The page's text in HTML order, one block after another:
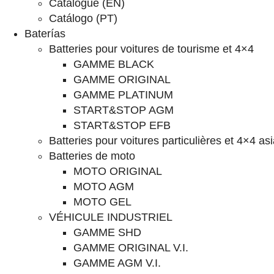
Catalogue (EN)
Catálogo (PT)
Baterías
Batteries pour voitures de tourisme et 4×4
GAMME BLACK
GAMME ORIGINAL
GAMME PLATINUM
START&STOP AGM
START&STOP EFB
Batteries pour voitures particulières et 4×4
Batteries de moto
MOTO ORIGINAL
MOTO AGM
MOTO GEL
VÉHICULE INDUSTRIEL
GAMME SHD
GAMME ORIGINAL V.I.
GAMME AGM V.I.